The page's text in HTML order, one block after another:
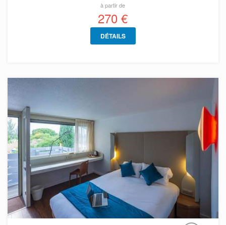
à partir de
270 €
DÉTAILS